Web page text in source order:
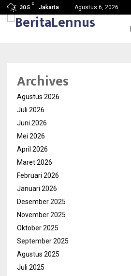
30.5
C
Jakarta Agustus 6, 2026
Nama Baik…
Archives
Agustus 2026
Juli 2026
Juni 2026
Mei 2026
April 2026
Maret 2026
Februari 2026
Januari 2026
Desember 2025
November 2025
Oktober 2025
September 2025
Agustus 2025
Juli 2025